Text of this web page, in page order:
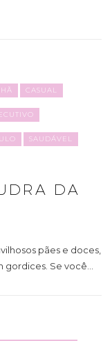
CASUAL
SAUDÁVEL
DA
pães e doces,
gordices. Se você…